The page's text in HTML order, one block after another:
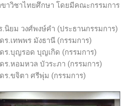
วิชาไทยศึกษา โดยมีคณะกรรมการ
.นิยม วงศ์พงษ์คำ (ประธานกรรมการ)
ร.เทพพร มังธานี (กรรมการ)
ร.บุญรอด บุญเกิด (กรรมการ)
ร.หอมหวล บัวระภา (กรรมการ)
ร.ขจิตา ศรีพุ่ม (กรรมการ)